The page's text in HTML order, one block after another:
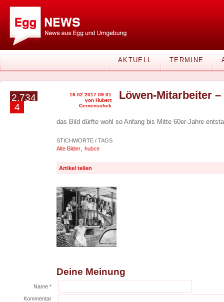
AKTUELL TERMINE
2.734
4
16.02.2017 09:01
von Hubert
Cernenschek
Löwen-Mitarbeiter
das Bild dürfte wohl so Anfang bis Mitte 60er-Jahre
STICHWORTE / TAGS
Alte Bilder, hubce
Artikel teilen
Deine Meinung
Name *
Kommentar